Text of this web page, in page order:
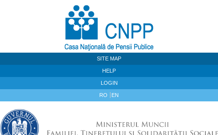
SITE MAP
HELP
LOGIN
RO EN